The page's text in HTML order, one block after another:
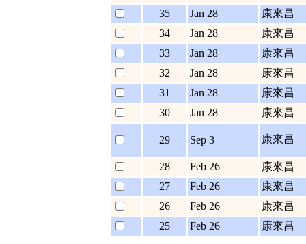
35
Jan 28
康來昌
34
Jan 28
康來昌
33
Jan 28
康來昌
32
Jan 28
康來昌
31
Jan 28
康來昌
30
Jan 28 康來昌
29 Sep 3 康來昌
28 Feb 26
康來昌
27
Feb 26
康來昌
26
Feb 26
康來昌
25
Feb 26 康來昌